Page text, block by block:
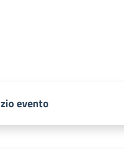
evento